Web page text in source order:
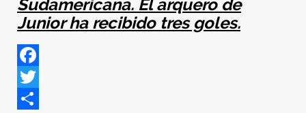
Sudamericana. El arquero de
Junior ha recibido tres goles.
Facebook
Twitter